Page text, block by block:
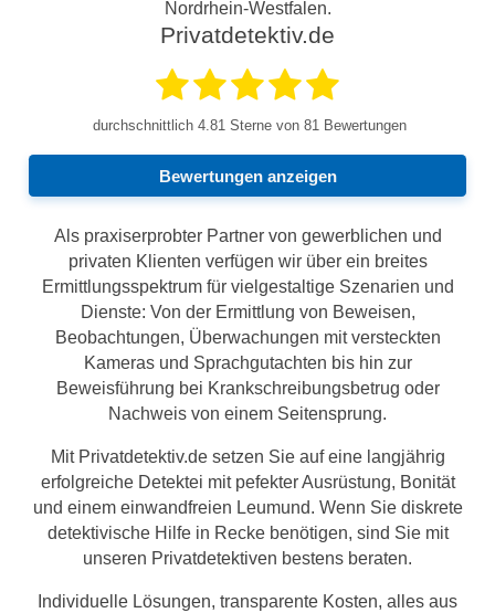
Nordrhein-Westfalen.
Privatdetektiv.de
durchschnittlich 4.81 Sterne von 81 Bewertungen
Bewertungen anzeigen
Als praxiserprobter Partner von gewerblichen und
privaten Klienten verfügen wir über ein breites
Ermittlungsspektrum für vielgestaltige Szenarien und
Dienste: Von der Ermittlung von Beweisen,
Beobachtungen, Überwachungen mit versteckten
Kameras und Sprachgutachten bis hin zur
Beweisführung bei Krankschreibungsbetrug oder
Nachweis von einem Seitensprung.
Mit Privatdetektiv.de setzen Sie auf eine langjährig
erfolgreiche Detektei mit pefekter Ausrüstung, Bonität
und einem einwandfreien Leumund. Wenn Sie diskrete
detektivische Hilfe in Recke benötigen, sind Sie mit
unseren Privatdetektiven bestens beraten.
Individuelle Lösungen, transparente Kosten, alles aus